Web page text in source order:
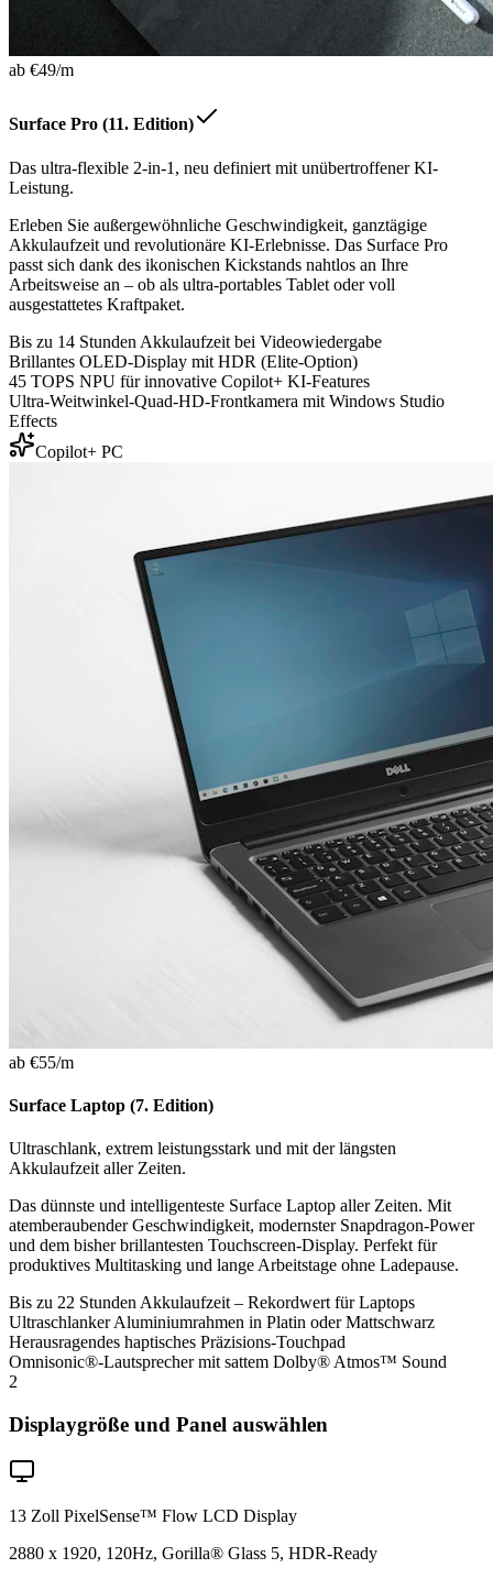
ab €49/m
Surface Pro (11. Edition)
Das ultra-flexible 2-in-1, neu definiert mit unübertroffener KI-
Leistung.
Erleben Sie außergewöhnliche Geschwindigkeit, ganztägige
Akkulaufzeit und revolutionäre KI-Erlebnisse. Das Surface Pro
passt sich dank des ikonischen Kickstands nahtlos an Ihre
Arbeitsweise an – ob als ultra-portables Tablet oder voll
ausgestattetes Kraftpaket.
Bis zu 14 Stunden Akkulaufzeit bei Videowiedergabe
Brillantes OLED-Display mit HDR (Elite-Option)
45 TOPS NPU für innovative Copilot+ KI-Features
Ultra-Weitwinkel-Quad-HD-Frontkamera mit Windows Studio
Effects
Copilot+ PC
ab €55/m
Surface Laptop (7. Edition)
Ultraschlank, extrem leistungsstark und mit der längsten
Akkulaufzeit aller Zeiten.
Das dünnste und intelligenteste Surface Laptop aller Zeiten. Mit
atemberaubender Geschwindigkeit, modernster Snapdragon-Power
und dem bisher brillantesten Touchscreen-Display. Perfekt für
produktives Multitasking und lange Arbeitstage ohne Ladepause.
Bis zu 22 Stunden Akkulaufzeit – Rekordwert für Laptops
Ultraschlanker Aluminiumrahmen in Platin oder Mattschwarz
Herausragendes haptisches Präzisions-Touchpad
Omnisonic®-Lautsprecher mit sattem Dolby® Atmos™ Sound
2
Displaygröße und Panel auswählen
13 Zoll PixelSense™ Flow LCD Display
2880 x 1920, 120Hz, Gorilla® Glass 5, HDR-Ready